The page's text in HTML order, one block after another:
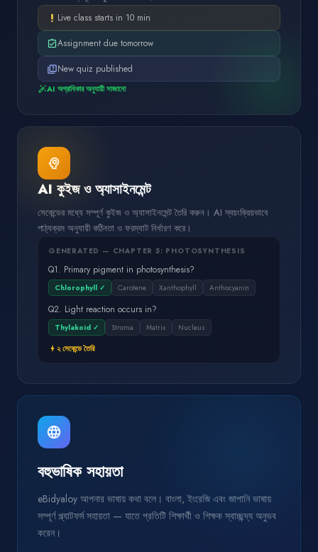
priority_high Live class starts in 10 min
assignment_turned_inAssignment due tomorrow
quizNew quiz published
auto_fix_highAI অগ্রাধিকার অনুযায়ী সাজানো
psychology
AI কুইজ ও অ্যাসাইনমেন্ট
সেকেন্ডের মধ্যে সম্পূর্ণ কুইজ ও অ্যাসাইনমেন্ট তৈরি করুন। AI স্বয়ংক্রিয়ভাবে
পাঠ্যক্রম অনুযায়ী কঠিনতা ও ফরম্যাট নির্ধারণ করে।
GENERATED — CHAPTER 5: PHOTOSYNTHESIS
Q1. Primary pigment in photosynthesis?
Chlorophyll ✓ Carotene Xanthophyll Anthocyanin
Q2. Light reaction occurs in?
Thylakoid ✓ Stroma Matrix Nucleus
bolt ২ সেকেন্ডে তৈরি
language
বহুভাষিক সহায়তা
eBidyaloy আপনার ভাষায় কথা বলে। বাংলা, ইংরেজি এবং জাপানি ভাষায়
সম্পূর্ণ প্ল্যাটফর্ম সহায়তা — যাতে প্রতিটি শিক্ষার্থী ও শিক্ষক স্বাচ্ছন্দ্য অনুভব
করেন।